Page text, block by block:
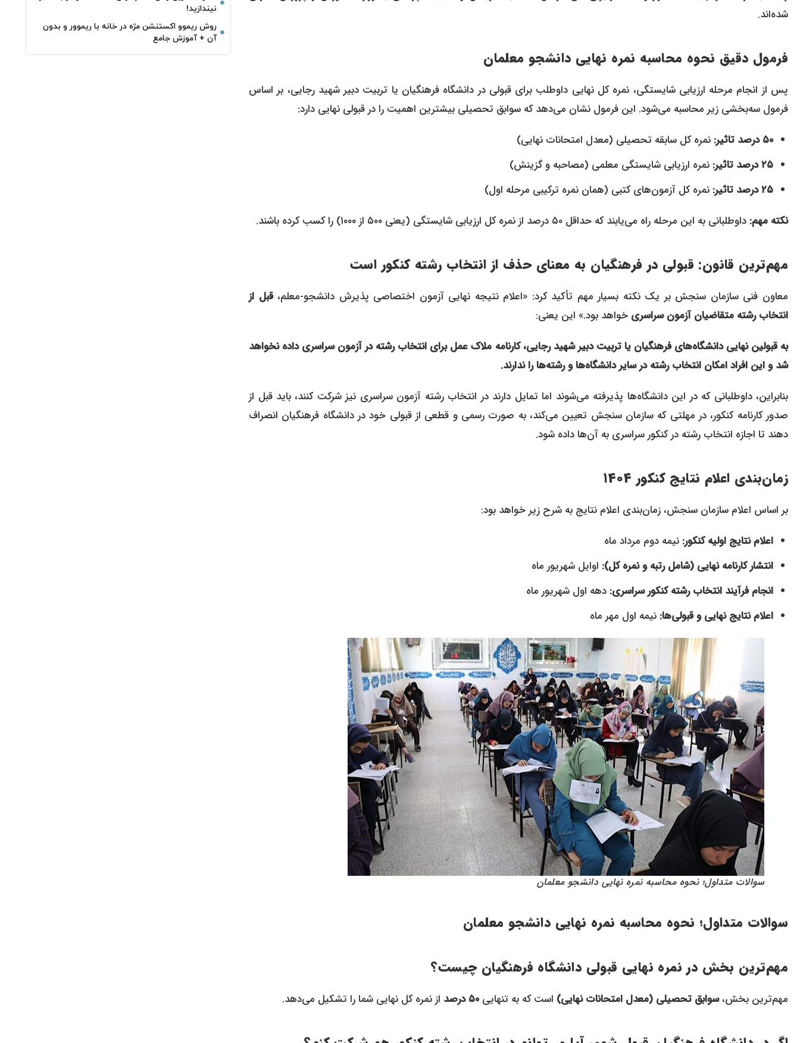
شده‌اند.
فرمول دقیق نحوه محاسبه نمره نهایی دانشجو معلمان
پس از انجام مرحله ارزیابی شایستگی، نمره کل نهایی داوطلب برای قبولی در دانشگاه فرهنگیان یا تربیت دبیر شهید رجایی، بر اساس
فرمول سه‌بخشی زیر محاسبه می‌شود. این فرمول نشان می‌دهد که سوابق تحصیلی بیشترین اهمیت را در قبولی نهایی دارد:
۵۰ درصد تاثیر:
نمره کل سابقه تحصیلی (معدل امتحانات نهایی)
۲۵ درصد تاثیر:
نمره ارزیابی شایستگی معلمی (مصاحبه و گزینش)
۲۵ درصد تاثیر:
نمره کل آزمون‌های کتبی (همان نمره ترکیبی مرحله اول)
نکته مهم: داوطلبانی به این مرحله راه می‌یابند که حداقل ۵۰ درصد از نمره کل ارزیابی شایستگی (یعنی ۵۰۰ از ۱۰۰۰) را کسب کرده باشند.
مهم‌ترین قانون: قبولی در فرهنگیان به معنای حذف از انتخاب رشته کنکور است
معاون فنی سازمان سنجش بر یک نکته بسیار مهم تأکید کرد: «اعلام نتیجه نهایی آزمون اختصاصی پذیرش دانشجو-معلم،قبل از
انتخاب رشته متقاضیان آزمون سراسری خواهد بود.» این یعنی:
به قبولین نهایی دانشگاه‌های فرهنگیان یا تربیت دبیر شهید رجایی، کارنامه ملاک عمل برای انتخاب رشته در آزمون سراسری داده نخواهد
شد و این افراد امکان انتخاب رشته در سایر دانشگاه‌ها و رشته‌ها را ندارند.
بنابراین، داوطلبانی که در این دانشگاه‌ها پذیرفته می‌شوند اما تمایل دارند در انتخاب رشته آزمون سراسری نیز شرکت کنند، باید قبل از
صدور کارنامه کنکور، در مهلتی که سازمان سنجش تعیین می‌کند، به صورت رسمی و قطعی از قبولی خود در دانشگاه فرهنگیان انصراف
دهند تا اجازه انتخاب رشته در کنکور سراسری به آن‌ها داده شود.
زمان‌بندی اعلام نتایج کنکور ۱۴۰۴
بر اساس اعلام سازمان سنجش، زمان‌بندی اعلام نتایج به شرح زیر خواهد بود:
اعلام نتایج اولیه کنکور: نیمه دوم مرداد ماه
انتشار کارنامه نهایی (شامل رتبه و نمره کل): اوایل شهریور ماه
انجام فرآیند انتخاب رشته کنکور سراسری: دهه اول شهریور ماه
اعلام نتایج نهایی و قبولی‌ها: نیمه اول مهر ماه
سوالات متداول؛ نحوه محاسبه نمره نهایی دانشجو معلمان
سوالات متداول؛ نحوه محاسبه نمره نهایی دانشجو معلمان
مهم‌ترین بخش در نمره نهایی قبولی دانشگاه فرهنگیان چیست؟
مهم‌ترین بخش،سوابق تحصیلی (معدل امتحانات نهایی) است که به تنهایی۵۰ درصد از نمره کل نهایی شما را تشکیل می‌دهد.
نیندازید!
روش ریموو اکستنشن مژه در خانه با ریموور و بدون
آن + آموزش جامع